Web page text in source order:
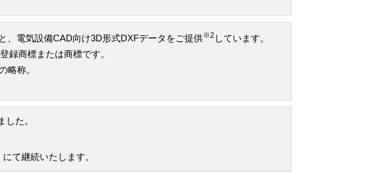
、電気設備CAD向け3D形式DXFデータをご提供※2 しています。
録商標または商標です。
略称。
た。
て継続いたします。